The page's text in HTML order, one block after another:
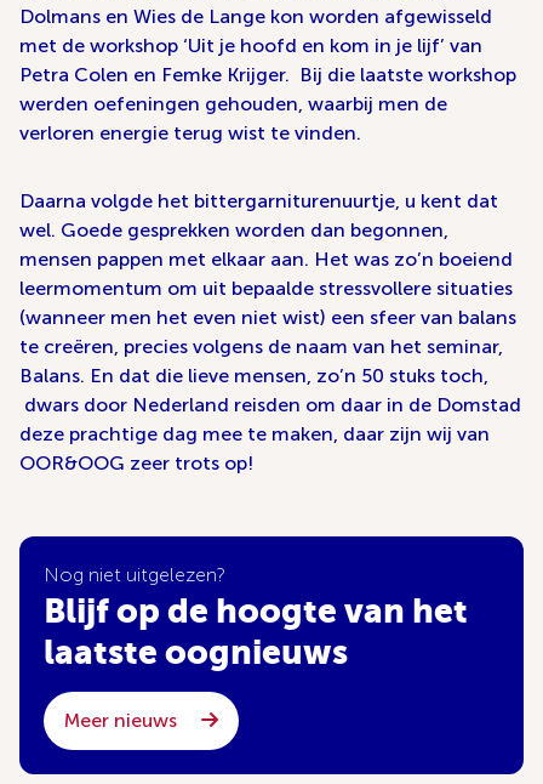
Dolmans en Wies de Lange kon worden afgewisseld
met de workshop ‘Uit je hoofd en kom in je lijf’ van
Petra Colen en Femke Krijger. Bij die laatste workshop
werden oefeningen gehouden, waarbij men de
verloren energie terug wist te vinden.
Daarna volgde het bittergarniturenuurtje, u kent dat
wel. Goede gesprekken worden dan begonnen,
mensen pappen met elkaar aan. Het was zo’n boeiend
leermomentum om uit bepaalde stressvollere situaties
(wanneer men het even niet wist) een sfeer van balans
te creëren, precies volgens de naam van het seminar,
Balans. En dat die lieve mensen, zo’n 50 stuks toch,
dwars door Nederland reisden om daar in de Domstad
deze prachtige dag mee te maken, daar zijn wij van
OOR&OOG zeer trots op!
Nog niet uitgelezen?
Blijf op de hoogte van het
laatste oognieuws
Meer nieuws